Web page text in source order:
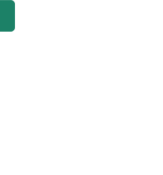
die Anzahl zu erhöhen oder zu